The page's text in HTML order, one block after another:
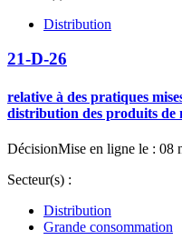
Distribution
21-D-26
relative à des pratiques
distribution des produits de
DécisionMise en ligne le : 08
Secteur(s) :
Distribution
Grande consommation